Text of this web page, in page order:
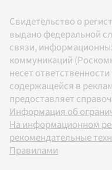
Свидетельство о
выдано федеральной
связи,
коммуникаций
несет
содержащейся в
предоставляет
Информация об
На информационном
рекомендательные
Правилами